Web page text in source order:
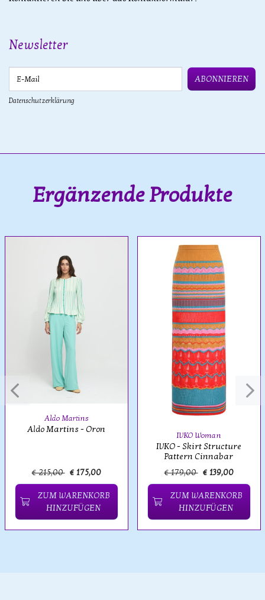
Newsletter
ABONNIEREN
Datenschutzerklärung
Ergänzende Produkte
Aldo Martins
Aldo Martins - Oron
€ 215,00 € 175,00
ZUM WARENKORB
HINZUFÜGEN
IVKO Woman
IVKO - Skirt Structure
Pattern Cinnabar
€ 179,00 € 139,00
ZUM WARENKORB
HINZUFÜGEN